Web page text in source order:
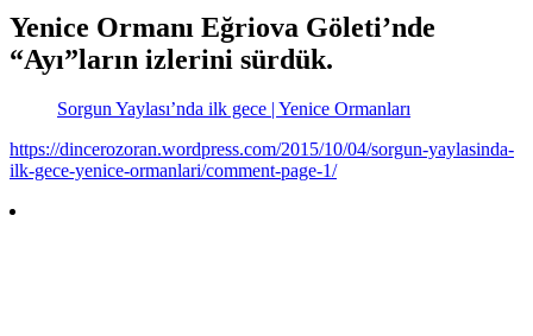
Yenice Ormanı Eğriova Göleti’nde
“Ayı”ların izlerini sürdük.
Sorgun Yaylası’nda ilk gece | Yenice Ormanları
https://dincerozoran.wordpress.com/2015/10/04/sorgun-yaylasinda-
ilk-gece-yenice-ormanlari/comment-page-1/